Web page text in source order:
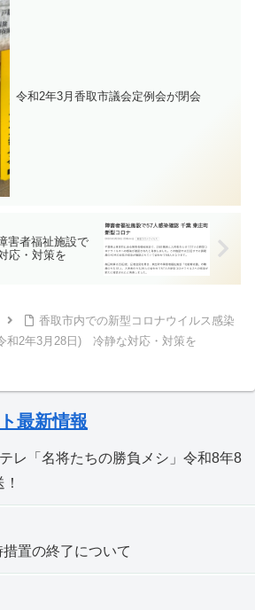
1m以上）取ること、会話をするときはマ
スクを着用すること、密集・密接・密閉
令和2年3月香取市議会定例会が閉会
害者福祉施設で
応・対策を
香取市内での新型コロナウイルス感染
和2年3月28日) 冷静な対応・対策を
最新情報
レ「名将たちの勝負メシ」令和8年8
置の終了について